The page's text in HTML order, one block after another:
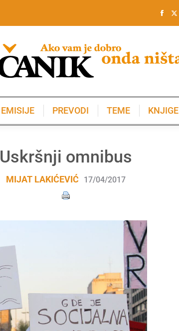
EMISIJE PREVODI TEME KNJIGE
Uskršnji omnibus
MIJAT LAKIĆEVIĆ 17/04/2017
KNJIGE